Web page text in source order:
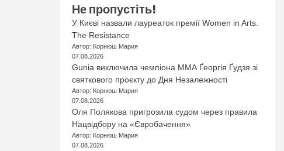
Не пропустіть!
У Києві назвали лауреаток премії Women in Arts.
The Resistance
Автор: Корнюш Мария
07.08.2026
Gunia виключила чемпіона ММА Ґеоргія Ґудзя зі
святкового проєкту до Дня Незалежності
Автор: Корнюш Мария
07.08.2026
Оля Полякова пригрозила судом через правила
Нацвідбору на «Євробачення»
Автор: Корнюш Мария
07.08.2026